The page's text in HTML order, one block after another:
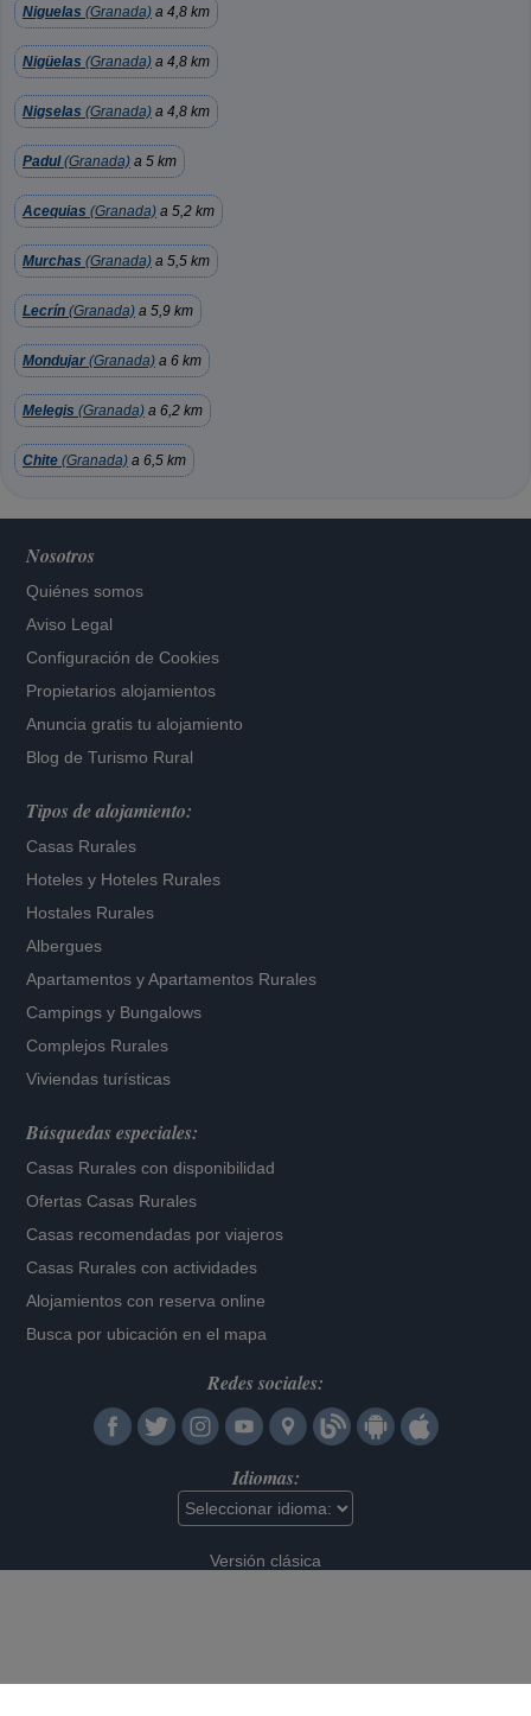
Niguelas (Granada) a 4,8 km
Nigüelas (Granada) a 4,8 km
Nigselas (Granada) a 4,8 km
Padul(Granada) a 5 km
Acequias (Granada) a 5,2 km
Murchas (Granada) a 5,5 km
Lecrín (Granada) a 5,9 km
Mondujar (Granada) a 6 km
Melegis (Granada) a 6,2 km
Chite (Granada) a 6,5 km
Nosotros
Quiénes somos
Aviso Legal
Configuración de Cookies
Propietarios alojamientos
Anuncia gratis tu alojamiento
Blog de Turismo Rural
Tipos de alojamiento:
Casas Rurales
Hoteles y Hoteles Rurales
Hostales Rurales
Albergues
Apartamentos yApartamentos Rurales
Campings y Bungalows
Complejos Rurales
Viviendas turísticas
Búsquedas especiales:
Casas Rurales con disponibilidad
Ofertas Casas Rurales
Casas recomendadas por viajeros
Casas Rurales con actividades
Alojamientos con reserva online
Busca por ubicación en el mapa
Redes sociales:
Idiomas:
Versión clásica